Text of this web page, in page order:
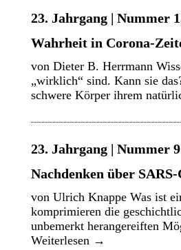
23. Jahrgang | Nummer
Wahrheit in Corona-
von Dieter B. Herrmann
„wirklich“ sind. Kann sie
schwere Körper ihrem
23. Jahrgang | Nummer
Nachdenken über SARS-
von Ulrich Knappe Was ist
komprimieren die
unbemerkt herangereiften
Weiterlesen →